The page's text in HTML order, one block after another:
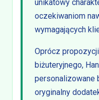
unikatowy
oczekiwaniom
wymagających
Oprócz
biżuteryjnego,
personalizowane
oryginalny